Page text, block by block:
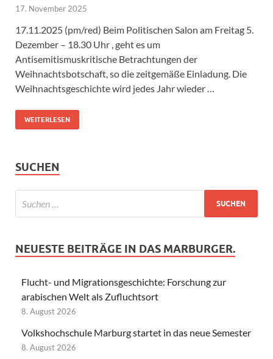
17. November 2025
17.11.2025 (pm/red) Beim Politischen Salon am Freitag 5.
Dezember – 18.30 Uhr , geht es um
Antisemitismuskritische Betrachtungen der
Weihnachtsbotschaft, so die zeitgemäße Einladung. Die
Weihnachtsgeschichte wird jedes Jahr wieder …
WEITERLESEN
SUCHEN
NEUESTE BEITRÄGE IN DAS MARBURGER.
Flucht- und Migrationsgeschichte: Forschung zur
arabischen Welt als Zufluchtsort
8. August 2026
Volkshochschule Marburg startet in das neue Semester
8. August 2026